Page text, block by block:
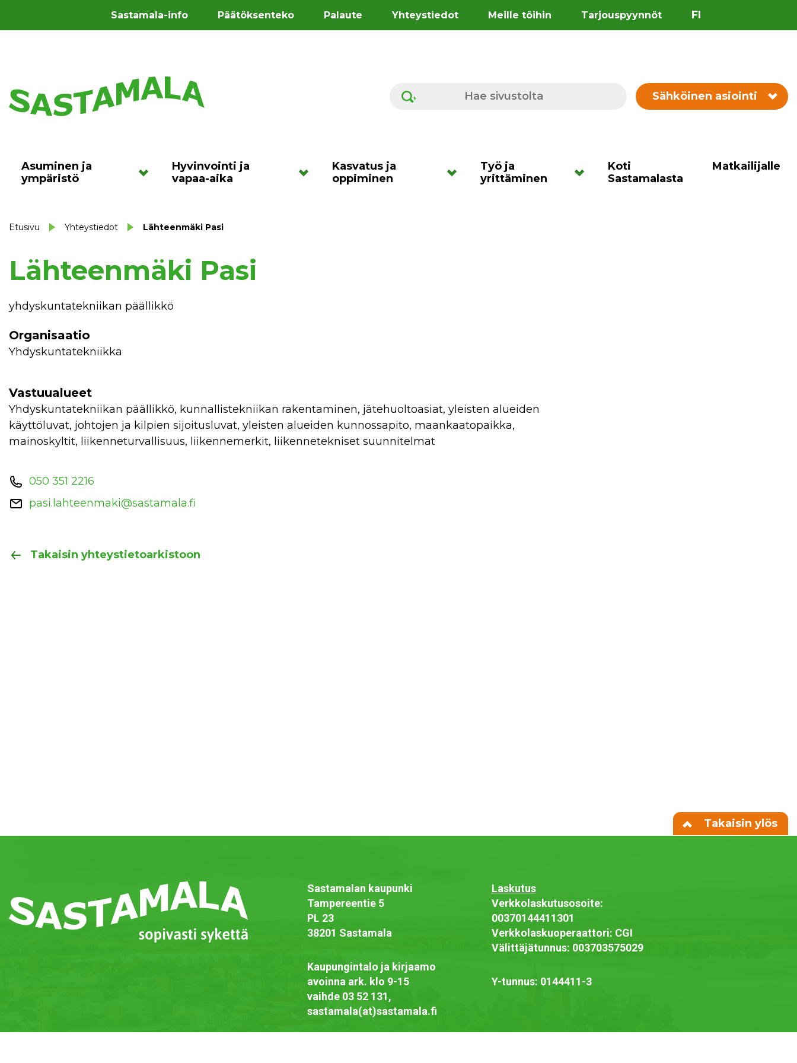
Sastamala-info Päätöksenteko Palaute Yhteystiedot Meille töihin Tarjouspyynnöt FI
Hae sivustolta Sähköinen asiointi
Asuminen ja
ympäristö
Hyvinvointi ja
vapaa-aika
Kasvatus ja
oppiminen
Työ ja
yrittäminen
Koti
Sastamalasta
Matkailijalle
Etusivu Yhteystiedot Lähteenmäki Pasi
Lähteenmäki Pasi
yhdyskuntatekniikan päällikkö
Organisaatio
Yhdyskuntatekniikka
Vastuualueet
yhdyskuntatekniikan päällikkö, kunnallistekniikan rakentaminen, jätehuoltoasiat, yleisten alueiden
käyttöluvat, johtojen ja kilpien sijoitusluvat, yleisten alueiden kunnossapito, maankaatopaikka,
mainoskyltit, liikenneturvallisuus, liikennemerkit, liikennetekniset suunnitelmat
050 351 2216
pasi.lahteenmaki@sastamala.fi
Takaisin yhteystietoarkistoon
Takaisin ylös
Sastamalan kaupunki
Tampereentie 5
PL 23
38201 Sastamala
Kaupungintalo ja kirjaamo
avoinna ark. klo 9-15
vaihde 03 52 131,
sastamala(at)sastamala.fi
Laskutus
Verkkolaskutusosoite:
00370144411301
Verkkolaskuoperaattori: CGI
Välittäjätunnus: 003703575029
Y-tunnus: 0144411-3